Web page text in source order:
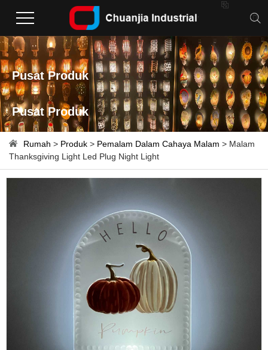

Pusat Produk
Pusat Produk
Rumah > Produk > Pemalam Dalam Cahaya Malam > Malam
Thanksgiving Light Led Plug Night Light